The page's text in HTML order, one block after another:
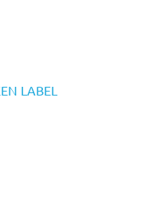
LABEL